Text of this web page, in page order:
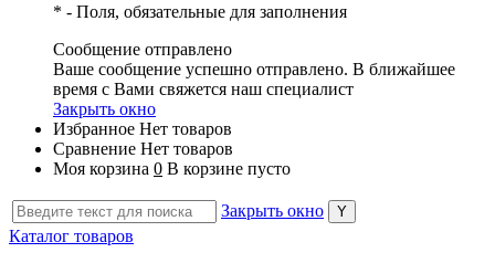
* - Поля, обязательные для заполнения
Сообщение отправлено
Ваше сообщение успешно отправлено. В ближайшее
время с Вами свяжется наш специалист
Закрыть окно
Избранное Нет товаров
Сравнение Нет товаров
Моя корзина 0 В корзине пусто
Закрыть окно
Каталог товаров